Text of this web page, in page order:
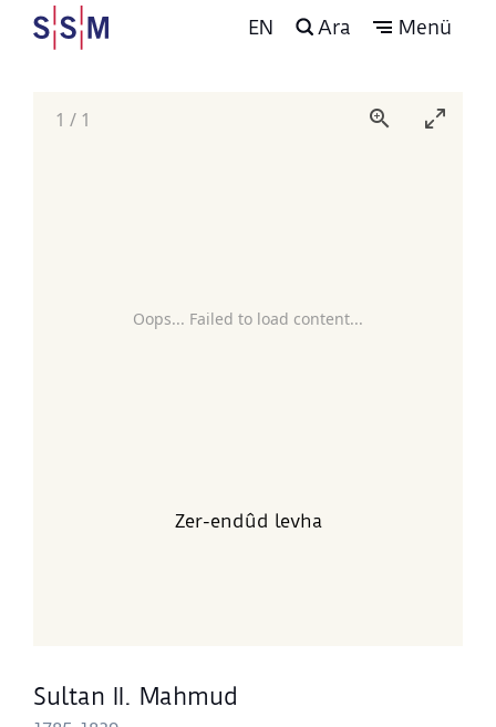
EN Ara Menü
Oops... Failed to load content...
1 / 1
Zer-endûd levha
Sultan II. Mahmud